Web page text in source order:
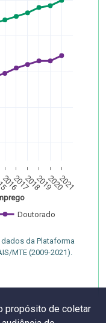
201620172018201920202021
Doutorado
dados da Plataforma
MTE (2009-2021).
propósito de coletar